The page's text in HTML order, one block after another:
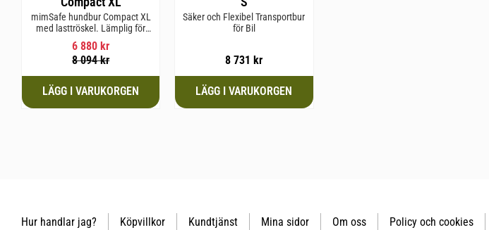
mimSafe hundbur Compact XL
med lasttröskel. Lämplig för
hundraser upp till 58 cm i
mankhöjd.
6 880 kr
8 094kr
Säker och Flexibel Transportbur
för Bil
8 731 kr
Hur handlar jag? Köpvillkor Kundtjänst Mina sidor Om oss Policy och cookies